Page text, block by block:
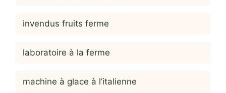
invendus fruits ferme
laboratoire à la ferme
machine à glace à l’italienne